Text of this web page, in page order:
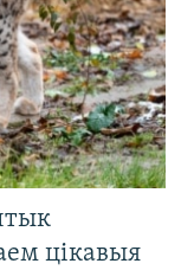
цікавыя